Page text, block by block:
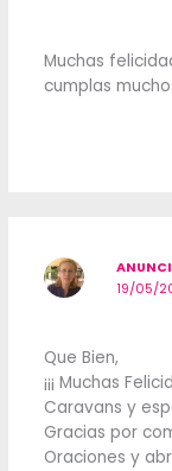
Muchas
cumplas
19/05/
Que Bien,
¡¡¡ Muchas
Caravans y
Gracias por
Oraciones y